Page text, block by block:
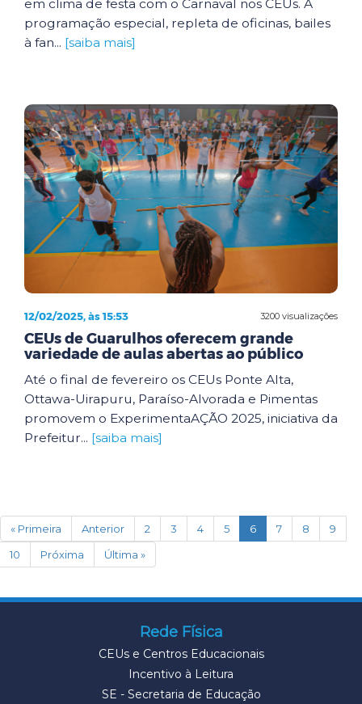
em clima de festa com o Carnaval nos CEUs. A
programação especial, repleta de oficinas, bailes
à fan... [saiba mais]
3200 visualizações
12/02/2025, às 15:53
CEUs de Guarulhos oferecem grande
variedade de aulas abertas ao público
Até o final de fevereiro os CEUs Ponte Alta,
Ottawa-Uirapuru, Paraíso-Alvorada e Pimentas
promovem o ExperimentaAÇÃO 2025, iniciativa da
Prefeitur... [saiba mais]
« Primeira Anterior 2 3 4 5 6(current)
7 8
9
10
Próxima Última »
Rede Física
CEUs e Centros Educacionais
Incentivo à Leitura
SE - Secretaria de Educação